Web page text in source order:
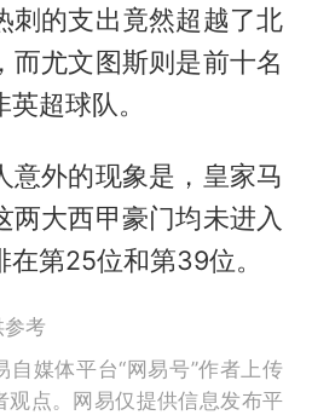
刺的支出竟然超越了北
而尤文图斯则是前十名
超球队。
意外的现象是，皇家马
两大西甲豪门均未进入
第25位和第39位。
考
媒体平台“网易号”作者上传
观点。网易仅提供信息发布平